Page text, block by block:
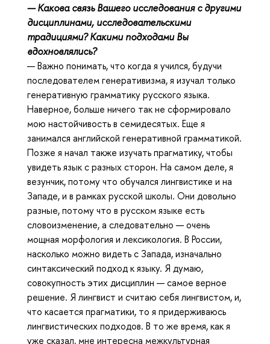
— Какова связь Вашего исследования с другими
дисциплинами, исследовательскими
традициями? Какими подходами Вы
вдохновлялись?
— Важно понимать, что когда я учился, будучи
последователем генеративизма, я изучал только
генеративную грамматику русского языка.
Наверное, больше ничего так не сформировало
мою настойчивость в семидесятых. Еще я
занимался английской генеративной грамматикой.
Позже я начал также изучать прагматику, чтобы
увидеть язык с разных сторон. На самом деле, я
везунчик, потому что обучался лингвистике и на
Западе, и в рамках русской школы. Они довольно
разные, потому что в русском языке есть
словоизменение, а следовательно — очень
мощная морфология и лексикология. В России,
насколько можно видеть с Запада, изначально
синтаксический подход к языку. Я думаю,
совокупность этих дисциплин — самое верное
решение. Я лингвист и считаю себя лингвистом, и,
что касается прагматики, то я придерживаюсь
лингвистических подходов. В то же время, как я
уже сказал, мне интересна межкультурная